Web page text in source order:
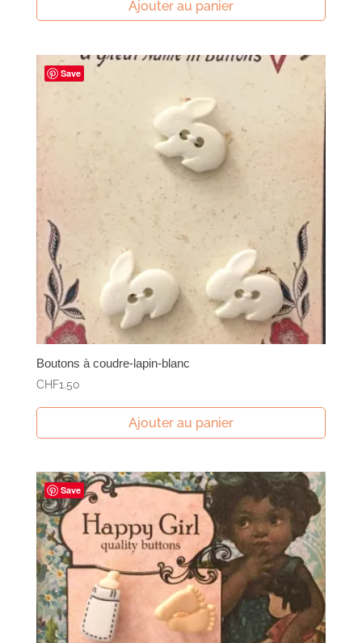
Ajouter au panier
Save
Boutons à coudre-lapin-blanc
CHF1.50
Ajouter au panier
Save